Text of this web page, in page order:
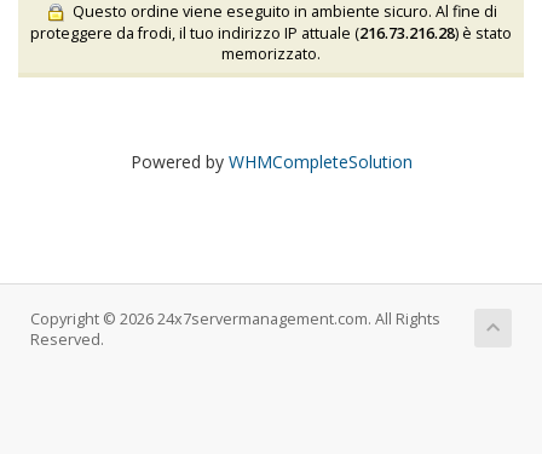
Questo ordine viene eseguito in ambiente sicuro. Al fine di
proteggere da frodi, il tuo indirizzo IP attuale (216.73.216.28) è stato
memorizzato.
Powered by WHMCompleteSolution
Copyright © 2026 24x7servermanagement.com. All Rights
Reserved.